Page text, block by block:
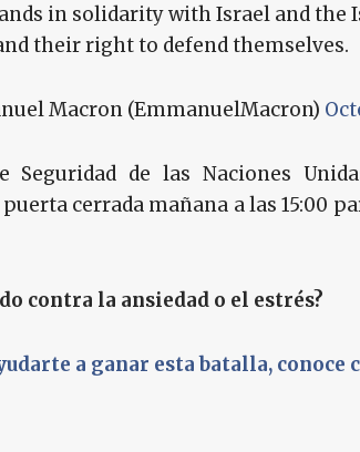
in solidarity with Israel and
their right to defend themselves.
Macron (EmmanuelMacron)
Seguridad de las Naciones
cerrada mañana a las 15:00
contra la ansiedad o el estrés?
a ganar esta batalla, conoce